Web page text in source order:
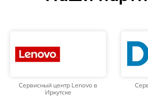
Сервисный центр Lenovo в
Иркутске